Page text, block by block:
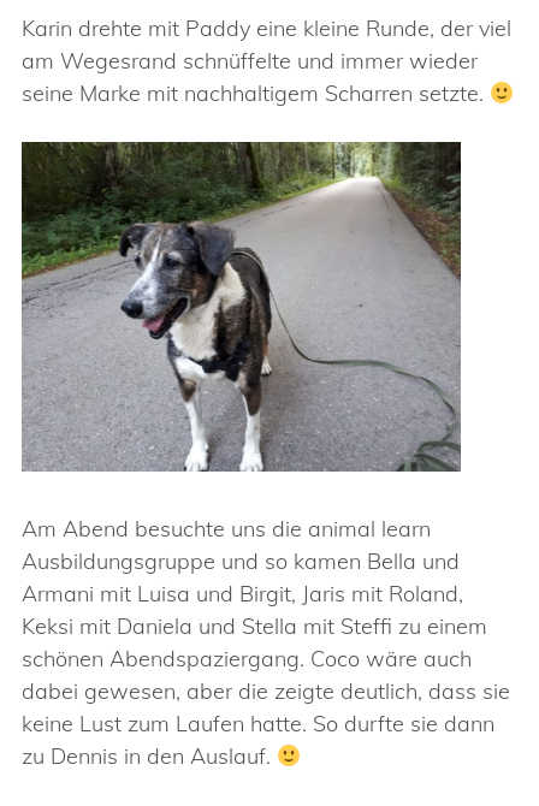
Karin drehte mit Paddy eine kleine Runde, der viel
am Wegesrand schnüffelte und immer wieder
seine Marke mit nachhaltigem Scharren setzte.
Am Abend besuchte uns die animal learn
Ausbildungsgruppe und so kamen Bella und
Armani mit Luisa und Birgit, Jaris mit Roland,
Keksi mit Daniela und Stella mit Steffi zu einem
schönen Abendspaziergang. Coco wäre auch
dabei gewesen, aber die zeigte deutlich, dass sie
keine Lust zum Laufen hatte. So durfte sie dann
zu Dennis in den Auslauf.